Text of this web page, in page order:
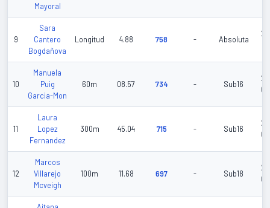
Mayoral
9
Sara
Cantero
Bogdañova
Longitud 4.88 758 - Absoluta
10
Manuela
Puig
Garcia-Mon
60m 08.57 734 - Sub16
11
Laura
Lopez
Fernandez
300m 45.04 715 - Sub16
12
Marcos
Villarejo
Mcveigh
100m 11.68 697 - Sub18